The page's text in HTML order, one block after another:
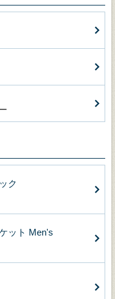
ク
ット Men's